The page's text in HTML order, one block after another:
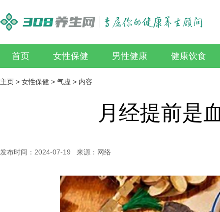
首页 女性保健 男性健康 健康饮食
主页 > 女性保健 > 气虚 > 内容
月经提前是
发布时间：2024-07-19 来源：网络